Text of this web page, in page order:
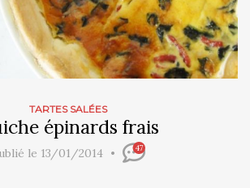
TARTES SALÉES
épinards frais
le 13/01/2014 47